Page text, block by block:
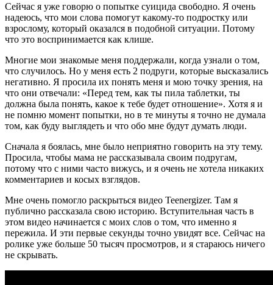
Сейчас я уже говорю о попытке суицида свободно. Я очень
надеюсь, что мои слова помогут какому-то подростку или
взрослому, который оказался в подобной ситуации. Потому
что это воспринимается как клише.
Многие мои знакомые меня поддержали, когда узнали о том,
что случилось. Но у меня есть 2 подруги, которые высказались
негативно. Я просила их понять меня и мою точку зрения, на
что они отвечали: «Перед тем, как ты пила таблетки, ты
должна была понять, какое к тебе будет отношение». Хотя я и
не помню момент попытки, но в те минуты я точно не думала
том, как буду выглядеть и что обо мне будут думать люди.
Сначала я боялась, мне было неприятно говорить на эту тему.
Просила, чтобы мама не рассказывала своим подругам,
потому что с ними часто вижусь, и я очень не хотела никаких
комментариев и косых взглядов.
Мне очень помогло раскрыться видео Teenergizer. Там я
публично рассказала свою историю. Вступительная часть в
этом видео начинается с моих слов о том, что именно я
пережила. И эти первые секунды точно увидят все. Сейчас на
ролике уже больше 50 тысяч просмотров, и я стараюсь ничего
не скрывать.